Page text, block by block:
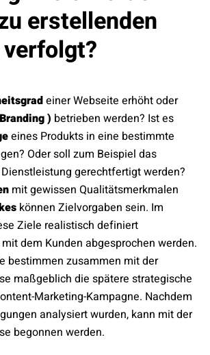
erstellenden
einer Webseite erhöht oder
) betrieben werden? Ist es
eines Produkts in eine bestimmte
Oder soll zum Beispiel das
gerechtfertigt werden?
mit gewissen Qualitätsmerkmalen
können Zielvorgaben sein. Im
Ziele realistisch definiert
dem Kunden abgesprochen werden.
bestimmen zusammen mit der
maßgeblich die spätere strategische
Marketing-Kampagne. Nachdem
analysiert wurden, kann mit der
begonnen werden.